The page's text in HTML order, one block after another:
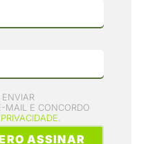
MAIL E CONCORDO
ASSINAR